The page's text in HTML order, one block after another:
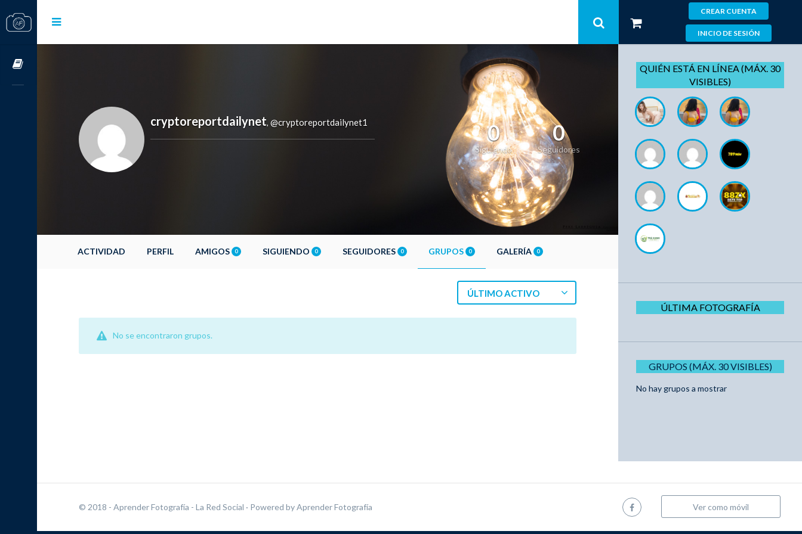
CREAR CUENTA
INICIO DE SESIÓN
cryptoreportdailynet, @cryptoreportdailynet1 0
Siguiendo
0
Seguidores
ACTIVIDAD PERFIL AMIGOS 0 SIGUIENDO 0 SEGUIDORES 0 GRUPOS 0 GALERÍA 0
ÚLTIMO ACTIVO
No se encontraron grupos.
QUIÉN ESTÁ EN LÍNEA (MÁX. 30
VISIBLES)
ÚLTIMA FOTOGRAFÍA
GRUPOS (MÁX. 30 VISIBLES)
No hay grupos a mostrar
© 2018 - Aprender Fotografía - La Red Social · Powered byAprender Fotografía